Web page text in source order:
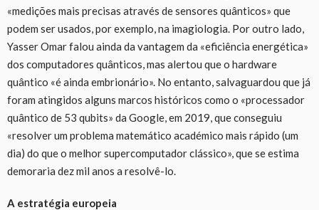
«medições mais precisas através de sensores quânticos» que
podem ser usados, por exemplo, na imagiologia. Por outro lado,
Yasser Omar falou ainda da vantagem da «eficiência energética»
dos computadores quânticos, mas alertou que o hardware
quântico «é ainda embrionário». No entanto, salvaguardou que já
foram atingidos alguns marcos históricos como o «processador
quântico de 53 qubits» da Google, em 2019, que conseguiu
«resolver um problema matemático académico mais rápido (um
dia) do que o melhor supercomputador clássico», que se estima
demoraria dez mil anos a resolvê-lo.
A estratégia europeia